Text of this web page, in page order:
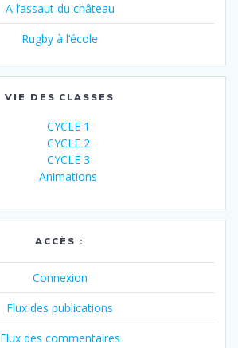
A l’assaut du château
Rugby à l’école
VIE DES CLASSES
CYCLE 1
CYCLE 2
CYCLE 3
Animations
ACCÈS :
Connexion
Flux des publications
Flux des commentaires